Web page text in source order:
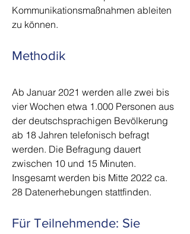
Kommunikationsmaßnahmen ableiten
zu können.
Methodik
Ab Januar 2021 werden alle zwei bis
vier Wochen etwa 1.000 Personen aus
der deutschsprachigen Bevölkerung
ab 18 Jahren telefonisch befragt
werden. Die Befragung dauert
zwischen 10 und 15 Minuten.
Insgesamt werden bis Mitte 2022 ca.
28 Datenerhebungen stattfinden.
Für Teilnehmende: Sie